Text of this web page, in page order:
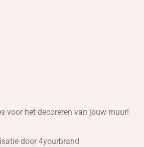
voor het decoreren van jouw muur!
door 4yourbrand